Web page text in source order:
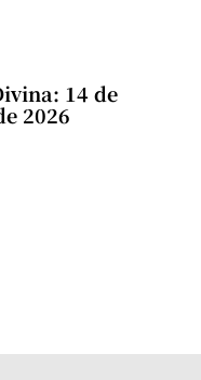
14 de
2026